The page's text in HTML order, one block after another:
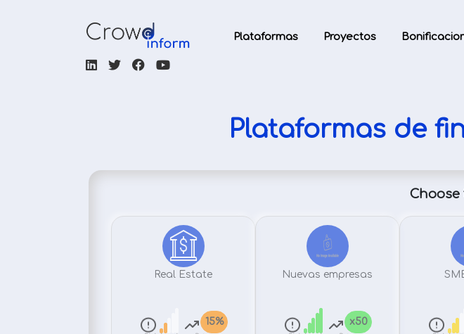
Plataformas Proyectos
Plataformas de
Choose
Real Estate
15%
Nuevas empresas
x50